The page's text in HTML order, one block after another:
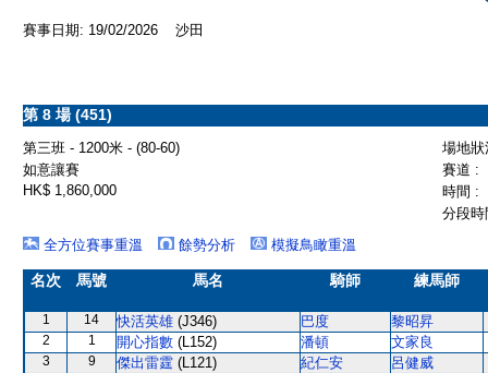
賽事日期: 19/02/2026 沙田
第 8 場 (451)
第三班 - 1200米 - (80-60)
場地
如意讓賽
賽道 :
HK$ 1,860,000
時間 :
分段
全方位賽事重溫
餘勢分析 模擬鳥瞰重溫
名次 馬號 馬名 騎師 練馬師
1 14 快活英雄 (J346) 巴度 黎昭昇
2 1 開心指數 (L152) 潘頓 文家良
3 9 傑出雷霆 (L121) 紀仁安 呂健威